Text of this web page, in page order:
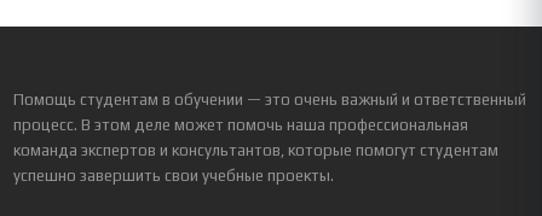
Помощь студентам в обучении — это очень важный и ответственный
процесс. В этом деле может помочь наша профессиональная
команда экспертов и консультантов, которые помогут студентам
успешно завершить свои учебные проекты.